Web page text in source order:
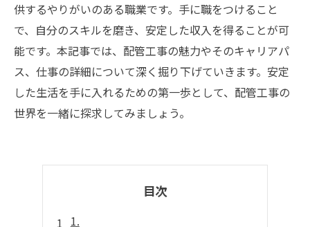
供するやりがいのある職業です。手に職をつけること
で、自分のスキルを磨き、安定した収入を得ることが可
能です。本記事では、配管工事の魅力やそのキャリアパ
ス、仕事の詳細について深く掘り下げていきます。安定
した生活を手に入れるための第一歩として、配管工事の
世界を一緒に探求してみましょう。
目次
1.